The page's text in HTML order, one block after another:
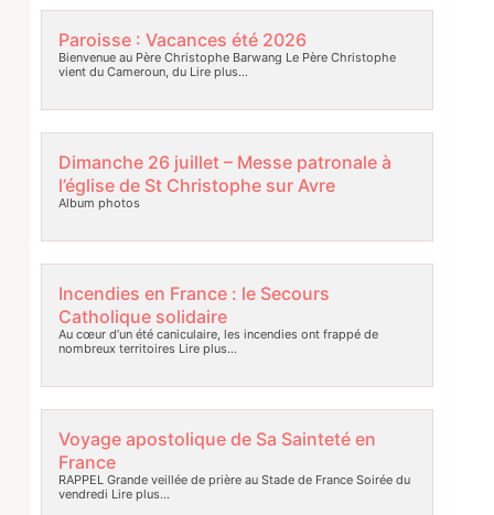
Paroisse : Vacances été 2026
Bienvenue au Père Christophe Barwang Le Père Christophe
vient du Cameroun, duLire plus…
Dimanche 26 juillet – Messe patronale à
l’église de St Christophe sur Avre
Album photos
Incendies en France : le Secours
Catholique solidaire
Au cœur d’un été caniculaire, les incendies ont frappé de
nombreux territoires Lire plus…
Voyage apostolique de Sa Sainteté en
France
RAPPEL Grande veillée de prière au Stade de France Soirée du
vendredi Lire plus…